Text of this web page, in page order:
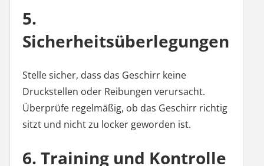
5.
Sicherheitsüberlegungen
Stelle sicher, dass das Geschirr keine
Druckstellen oder Reibungen verursacht.
Überprüfe regelmäßig, ob das Geschirr richtig
sitzt und nicht zu locker geworden ist.
6. Training und Kontrolle